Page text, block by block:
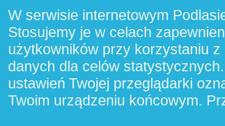
W serwisie internetowym
Stosujemy je w celach
użytkowników przy korzystaniu
danych dla celów
ustawień Twojej przeglądarki
Twoim urządzeniu końcowym.